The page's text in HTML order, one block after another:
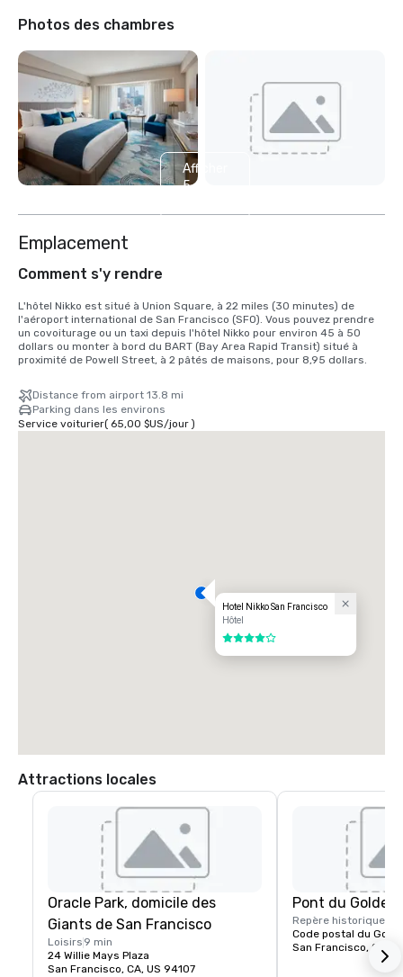
Photos des chambres
Afficher
5
Emplacement
Comment s'y rendre
L'hôtel Nikko est situé à Union Square, à 22 miles (30 minutes) de
l'aéroport international de San Francisco (SFO). Vous pouvez prendre
un covoiturage ou un taxi depuis l'hôtel Nikko pour environ 45 à 50
dollars ou monter à bord du BART (Bay Area Rapid Transit) situé à
proximité de Powell Street, à 2 pâtés de maisons, pour 8,95 dollars.
Distance from airport 13.8 mi
Parking dans les environs
Service voiturier( 65,00 $US/jour)
Hotel Nikko San Francisco
Hôtel
4 sur 5
Attractions locales
Oracle Park, domicile des
Giants de San Francisco
Loisirs 9 min
24 Willie Mays Plaza
San Francisco, CA, US 94107
Pont du Golden
Repère historique
Code postal du
San Francisco, CA,